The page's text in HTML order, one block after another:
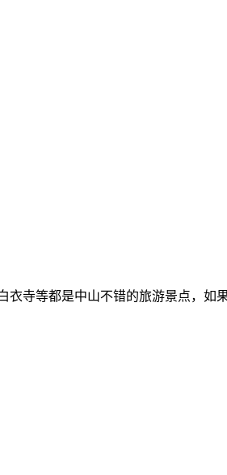
寺等都是中山不错的旅游景点，如